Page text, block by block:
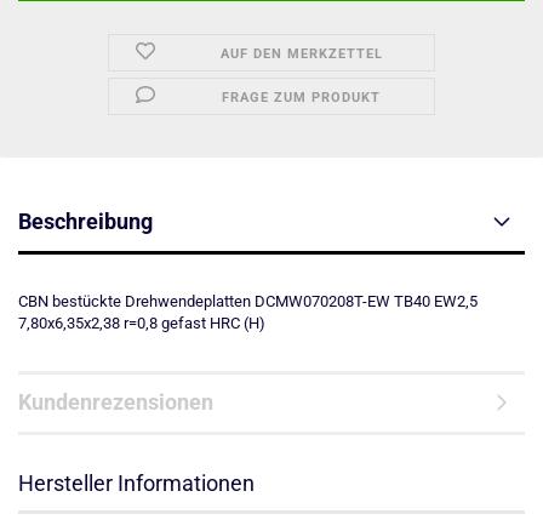
AUF DEN MERKZETTEL
FRAGE ZUM PRODUKT
Beschreibung
CBN bestückte Drehwendeplatten DCMW070208T-EW TB40 EW2,5
7,80x6,35x2,38 r=0,8 gefast HRC (H)
Kundenrezensionen
Hersteller Informationen